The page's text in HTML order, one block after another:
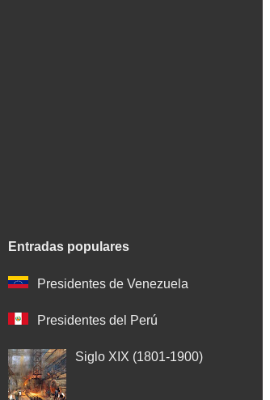
Entradas populares
Presidentes de Venezuela
Presidentes del Perú
Siglo XIX (1801-1900)